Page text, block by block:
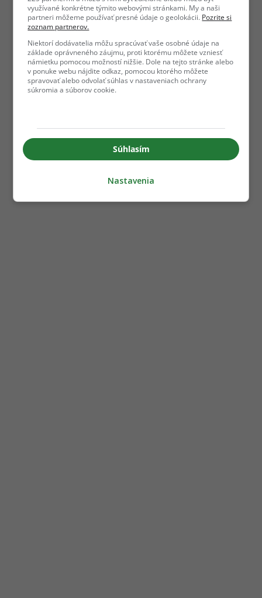
využívané konkrétne týmito webovými stránkami. My a naši
partneri môžeme používať presné údaje o geolokácii. Pozrite si
zoznam partnerov.
Niektorí dodávatelia môžu spracúvať vaše osobné údaje na
základe oprávneného záujmu, proti ktorému môžete vzniesť
námietku pomocou možností nižšie. Dole na tejto stránke alebo
v ponuke webu nájdite odkaz, pomocou ktorého môžete
spravovať alebo odvolať súhlas v nastaveniach ochrany
súkromia a súborov cookie.
Súhlasím
Nastavenia